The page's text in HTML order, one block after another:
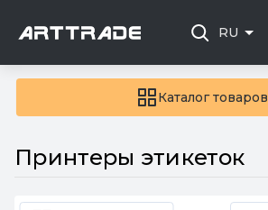
Каталог товаров
RU
Принтеры этикеток